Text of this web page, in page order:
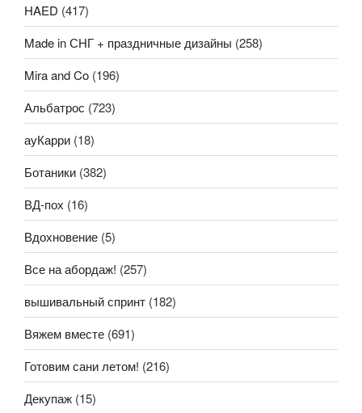
HAED (417)
Made in СНГ + праздничные дизайны (258)
Mira and Co (196)
Альбатрос (723)
ауКарри (18)
Ботаники (382)
ВД-пох (16)
Вдохновение (5)
Все на абордаж! (257)
вышивальный спринт (182)
Вяжем вместе (691)
Готовим сани летом! (216)
Декупаж (15)